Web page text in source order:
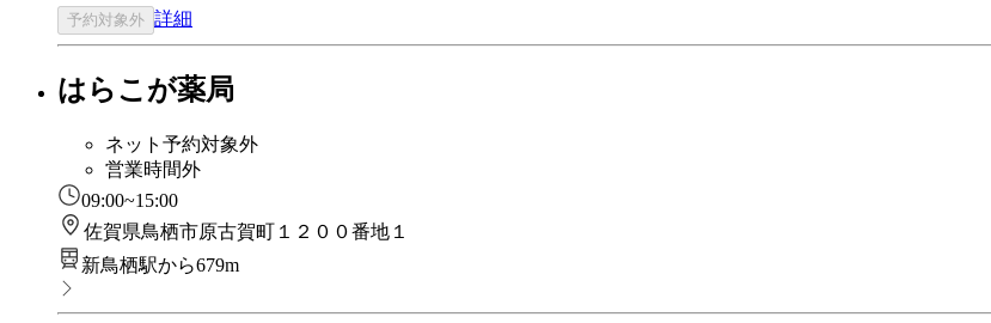
予約対象外 詳細
はらこが薬局
ネット予約対象外
営業時間外
09:00~15:00
佐賀県鳥栖市原古賀町１２００番地１
新鳥栖駅から679m